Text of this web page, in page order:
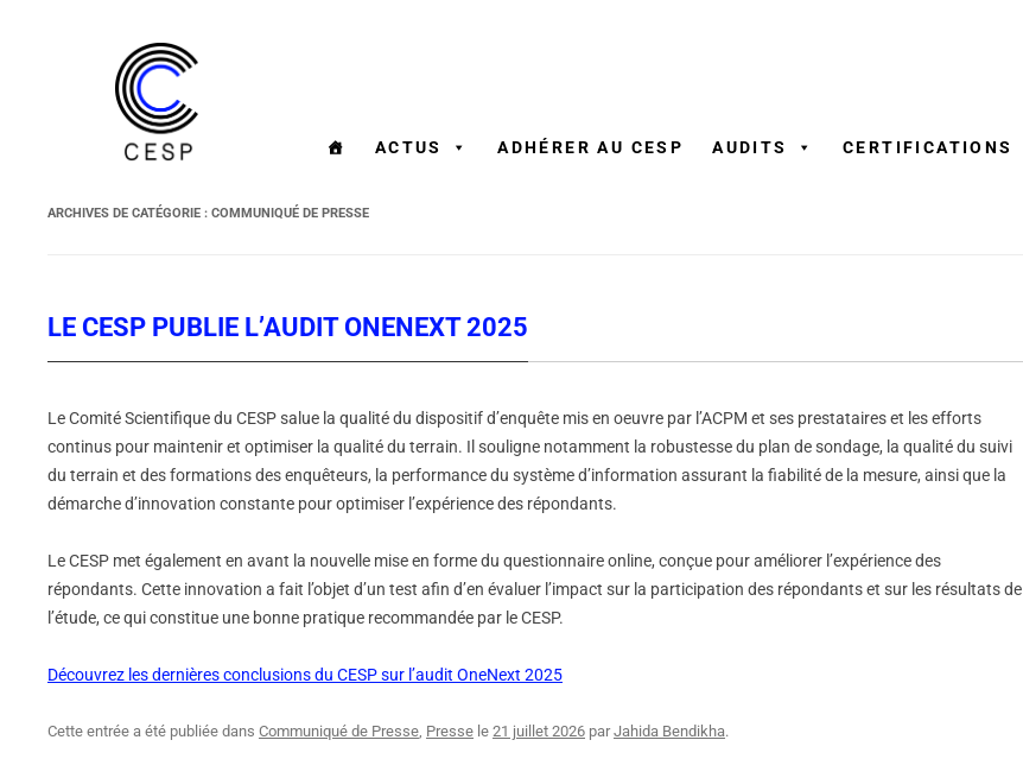
ACTUS ADHÉRER AU CESP AUDITS CERTIFICATIONS
ARCHIVES DE CATÉGORIE : COMMUNIQUÉ DE PRESSE
LE CESP PUBLIE L’AUDIT ONENEXT 2025
Le Comité Scientifique du CESP salue la qualité du dispositif d’enquête mis en oeuvre par l’ACPM et ses prestataires et les efforts
continus pour maintenir et optimiser la qualité du terrain. Il souligne notamment la robustesse du plan de sondage, la qualité du suivi
du terrain et des formations des enquêteurs, la performance du système d’information assurant la fiabilité de la mesure, ainsi que la
démarche d’innovation constante pour optimiser l’expérience des répondants.
Le CESP met également en avant la nouvelle mise en forme du questionnaire online, conçue pour améliorer l’expérience des
répondants. Cette innovation a fait l’objet d’un test afin d’en évaluer l’impact sur la participation des répondants et sur les résultats de
l’étude, ce qui constitue une bonne pratique recommandée par le CESP.
Découvrez les dernières conclusions du CESP sur l’audit OneNext 2025
Cette entrée a été publiée dans Communiqué de Presse, Presse le 21 juillet 2026 parJahida Bendikha.